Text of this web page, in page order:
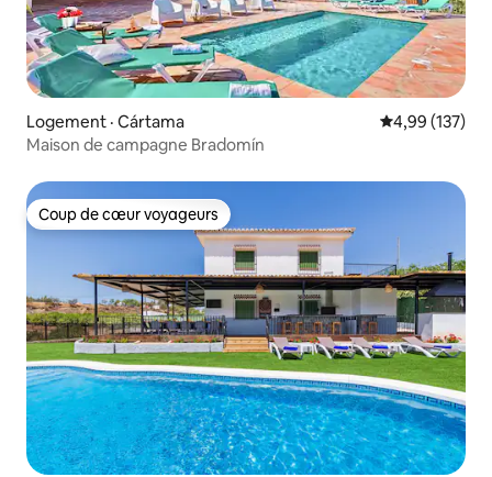
Logement · Cártama Note
4,99 (137)
Maison de campagne Bradomín
Coup de cœur voyageurs
Coup de cœur voyageurs